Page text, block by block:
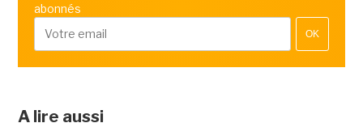
abonnés
OK
A lire aussi